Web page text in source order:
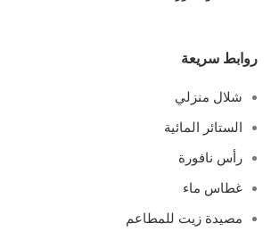
روابط سريعة
شلال منزلي
الستائر المائية
رأس نافورة
غطاس ماء
مصيدة زيت للمطاعم